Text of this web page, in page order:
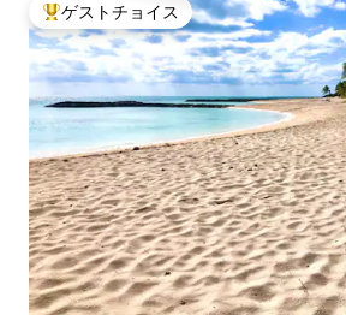
大好評のゲストチョイスです。
ゲストチョイス